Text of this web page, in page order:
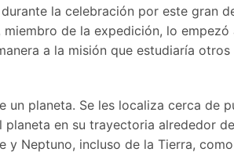
la celebración por este gran
miembro de la expedición, lo empezó
a la misión que estudiaría otros
planeta. Se les localiza cerca de
en su trayectoria alrededor
Neptuno, incluso de la Tierra,